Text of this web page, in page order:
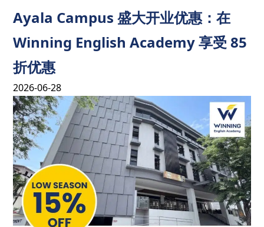
Ayala Campus 盛大开业优惠：在
Winning English Academy 享受 85
折优惠
2026-06-28